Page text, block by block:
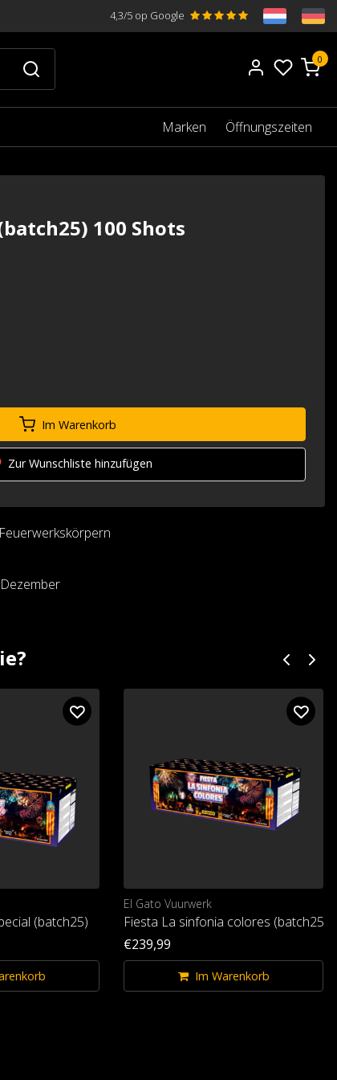
4,3/5 op Google
0
Marken Öffnungszeiten
100 Shots
Im Warenkorb
Zur Wunschliste hinzufügen
(batch25)
El Gato Vuurwerk
Fiesta La sinfonia colores (batch25)
€239,99
Im Warenkorb